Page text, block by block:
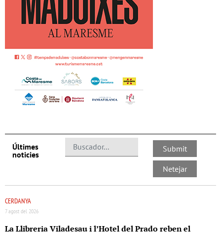
Últimes
noticies
CERDANYA
7 agost del 2026
La Llibreria Viladesau i l’Hotel del Prado reben el